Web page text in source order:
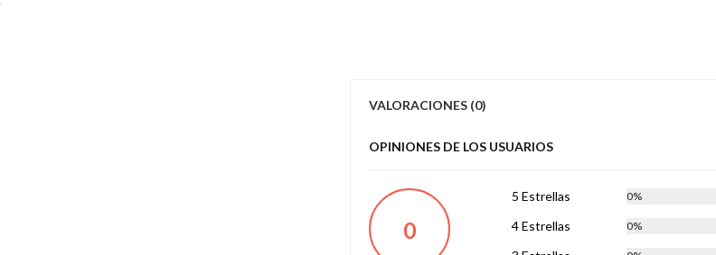
VALORACIONES (0)
OPINIONES DE LOS USUARIOS
0
5 Estrellas 0%
4 Estrellas 0%